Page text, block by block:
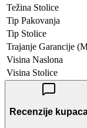
Težina Stolice
Tip Pakovanja
Tip Stolice
Trajanje Garancije
Visina Naslona
Visina Stolice
Recenzije